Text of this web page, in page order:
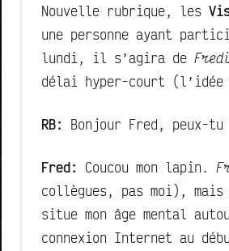
Nouvelle rubrique, les
une personne ayant
lundi, il s’agira de
délai hyper-court (l’idée
RB: Bonjour Fred, peux-
Fred: Coucou mon lapin.
collègues, pas moi),
situe mon âge mental
connexion Internet au